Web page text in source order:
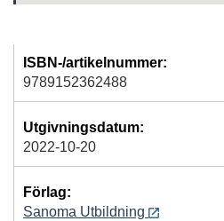
ISBN-/artikelnummer:
9789152362488
Utgivningsdatum:
2022-10-20
Förlag:
Sanoma Utbildning